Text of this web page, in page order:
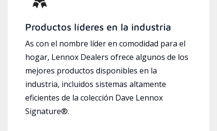
Productos líderes en la industria
As con el nombre líder en comodidad para el
hogar, Lennox Dealers ofrece algunos de los
mejores productos disponibles en la
industria, incluidos sistemas altamente
eficientes de la colección Dave Lennox
Signature®.